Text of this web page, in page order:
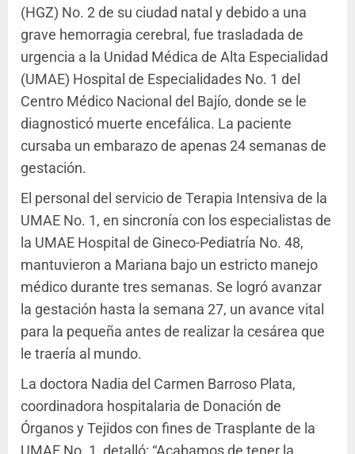
(HGZ) No. 2 de su ciudad natal y debido a una
grave hemorragia cerebral, fue trasladada de
urgencia a la Unidad Médica de Alta Especialidad
(UMAE) Hospital de Especialidades No. 1 del
Centro Médico Nacional del Bajío, donde se le
diagnosticó muerte encefálica. La paciente
cursaba un embarazo de apenas 24 semanas de
gestación.
El personal del servicio de Terapia Intensiva de la
UMAE No. 1, en sincronía con los especialistas de
la UMAE Hospital de Gineco-Pediatría No. 48,
mantuvieron a Mariana bajo un estricto manejo
médico durante tres semanas. Se logró avanzar
la gestación hasta la semana 27, un avance vital
para la pequeña antes de realizar la cesárea que
le traería al mundo.
La doctora Nadia del Carmen Barroso Plata,
coordinadora hospitalaria de Donación de
Órganos y Tejidos con fines de Trasplante de la
UMAE No. 1, detalló: “Acabamos de tener la